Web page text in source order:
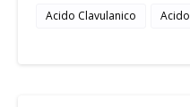
Acido Clavulanico